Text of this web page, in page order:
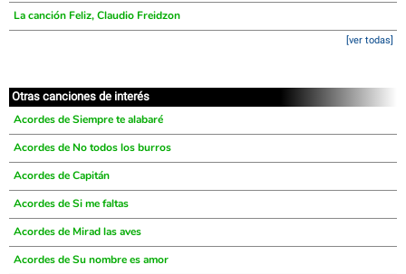
La canción Feliz, Claudio Freidzon
[ver todas]
Otras canciones de interés
Acordes de Siempre te alabaré
Acordes de No todos los burros
Acordes de Capitán
Acordes de Si me faltas
Acordes de Mirad las aves
Acordes de Su nombre es amor